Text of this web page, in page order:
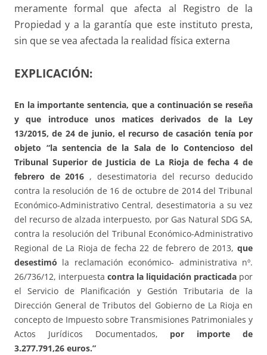
meramente formal que afecta al Registro de la
Propiedad y a la garantía que este instituto presta,
sin que se vea afectada la realidad física externa
EXPLICACIÓN:
En la importante sentencia, que a continuación se reseña
y que introduce unos matices derivados de la Ley
13/2015, de 24 de junio, el recurso de casación tenía por
objeto “la sentencia de la Sala de lo Contencioso del
Tribunal Superior de Justicia de La Rioja de fecha 4 de
febrero de 2016 , desestimatoria del recurso deducido
contra la resolución de 16 de octubre de 2014 del Tribunal
Económico-Administrativo Central, desestimatoria a su vez
del recurso de alzada interpuesto, por Gas Natural SDG SA,
contra la resolución del Tribunal Económico-Administrativo
Regional de La Rioja de fecha 22 de febrero de 2013, que
desestimó la reclamación económico- administrativa nº.
26/736/12, interpuesta contra la liquidación practicada por
el Servicio de Planificación y Gestión Tributaria de la
Dirección General de Tributos del Gobierno de La Rioja en
concepto de Impuesto sobre Transmisiones Patrimoniales y
Actos Jurídicos Documentados, por importe de
3.277.791,26 euros.”